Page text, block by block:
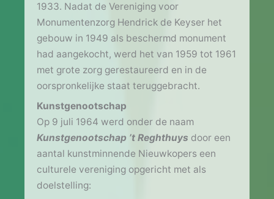
1933. Nadat de Vereniging voor
Monumentenzorg Hendrick de Keyser het
gebouw in 1949 als beschermd monument
had aangekocht, werd het van 1959 tot 1961
met grote zorg gerestaureerd en in de
oorspronkelijke staat teruggebracht.
Kunstgenootschap
Op 9 juli 1964 werd onder de naam
Kunstgenootschap ’t Reghthuys door een
aantal kunstminnende Nieuwkopers een
culturele vereniging opgericht met als
doelstelling: